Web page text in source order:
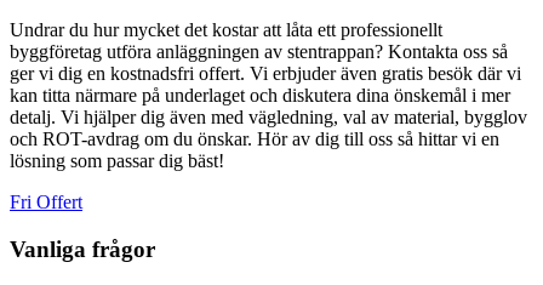
Undrar du hur mycket det kostar att låta ett professionellt
byggföretag utföra anläggningen av stentrappan? Kontakta oss så
ger vi dig en kostnadsfri offert. Vi erbjuder även gratis besök där vi
kan titta närmare på underlaget och diskutera dina önskemål i mer
detalj. Vi hjälper dig även med vägledning, val av material, bygglov
och ROT-avdrag om du önskar. Hör av dig till oss så hittar vi en
lösning som passar dig bäst!
Fri Offert
Vanliga frågor